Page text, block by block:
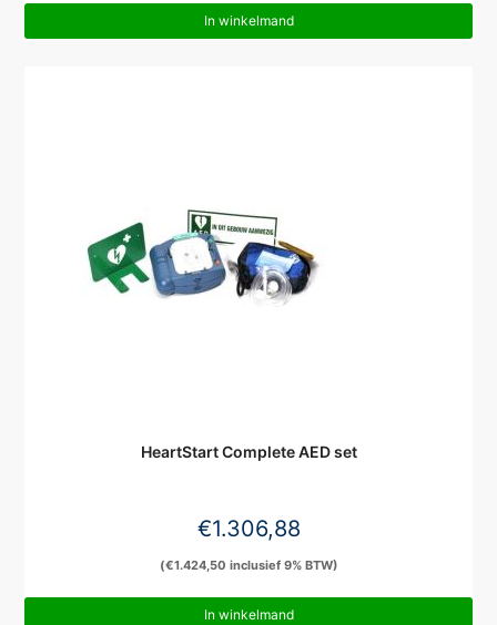
In winkelmand
HeartStart Complete AED set
€1.306,88
(€1.424,50 inclusief 9% BTW)
In winkelmand